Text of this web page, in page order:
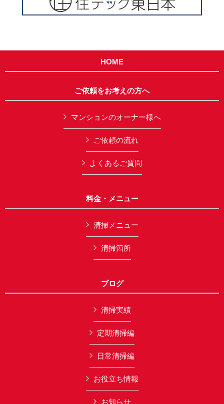
HOME
ご依頼をお考えの方へ
マンションのオーナー様へ
ご依頼の流れ
よくあるご質問
料金・メニュー
清掃メニュー
清掃箇所
ブログ
清掃実績
定期清掃編
日常清掃編
お役立ち情報
お知らせ